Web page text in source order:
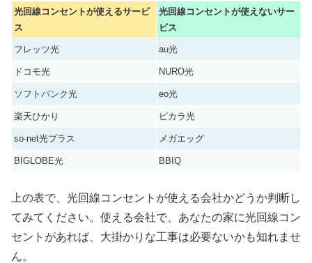
光回線コンセントが使えるサービ
ス
光回線コンセントが使えないサー
ビス
フレッツ光 au光
ドコモ光 NURO光
ソフトバンク光 eo光
楽天ひかり ピカラ光
so-net光プラス メガエッグ
BIGLOBE光 BBIQ
上の表で、光回線コンセントが使える会社かどうか判断し
てみてください。使える会社で、あなたの家に光回線コン
セントがあれば、大掛かりな工事は必要ないかも知れませ
ん。